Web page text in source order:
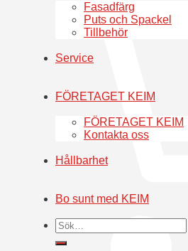
Fasadfärg
Puts och Spackel
Tillbehör
Service
FÖRETAGET KEIM
FÖRETAGET KEIM
Kontakta oss
Hållbarhet
Bo sunt med KEIM
Sök
efter: